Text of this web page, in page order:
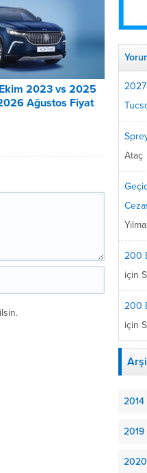
2023 vs 2025
Ağustos Fiyat
Ataç
200
için
200
için
2019